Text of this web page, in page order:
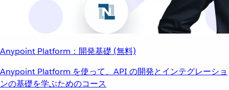
Anypoint Platform：開発基礎 (無料)
Anypoint Platform を使って、API の開発とインテグレーショ
ンの基礎を学ぶためのコース